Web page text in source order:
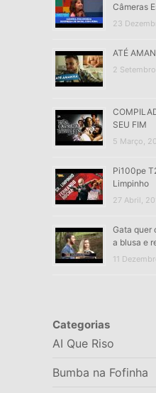
Câmeras
23
ATÉ
2
SEU FIM
5 Março,
Pi100pe
Limpinho
27 Abril,
Gata quer
a blusa e
11
Categorias
AI Que Riso
Bumba na Fofinha